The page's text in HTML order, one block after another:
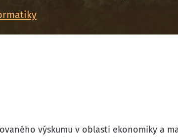
výskumu v oblasti ekonomiky a